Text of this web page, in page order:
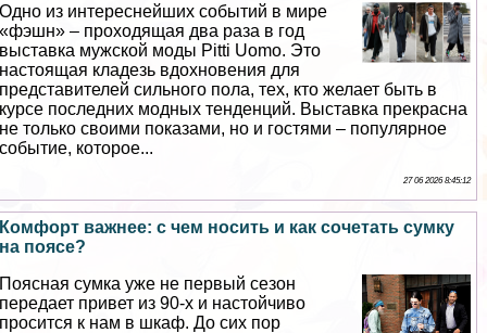
Одно из интереснейших событий в мире
«фэшн» – проходящая два раза в год
выставка мужской моды Pitti Uomo. Это
настоящая кладезь вдохновения для
представителей сильного пола, тех, кто желает быть в
курсе последних модных тенденций. Выставка прекрасна
не только своими показами, но и гостями – популярное
событие, которое...
27 06 2026 8:45:12
Комфорт важнее: с чем носить и как сочетать сумку
на поясе?
Поясная сумка уже не первый сезон
передает привет из 90-х и настойчиво
просится к нам в шкаф. До сих пор